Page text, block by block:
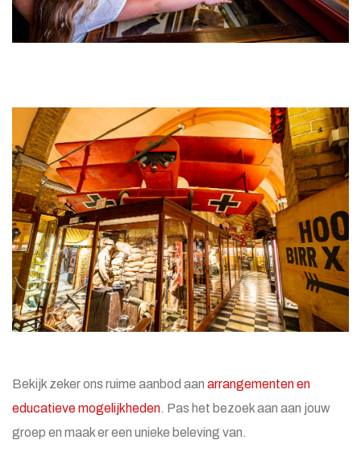
Bekijk zeker ons ruime aanbod aan arrangementen en
educatieve mogelijkheden. Pas het bezoek aan aan jouw
groep en maak er een unieke beleving van.